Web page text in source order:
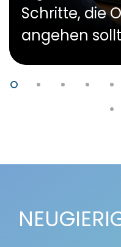
Schritte, die
angehen